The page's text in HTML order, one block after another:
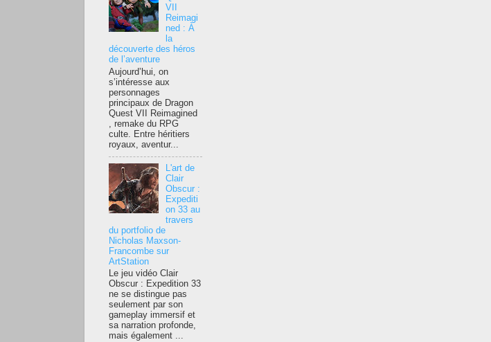
VII
Reimagi
ned : À
la
découverte des héros
de l’aventure
Aujourd’hui, on
s’intéresse aux
personnages
principaux de Dragon
Quest VII Reimagined
, remake du RPG
culte. Entre héritiers
royaux, aventur...
L'art de
Clair
Obscur :
Expediti
on 33 au
travers
du portfolio de
Nicholas Maxson-
Francombe sur
ArtStation
Le jeu vidéo Clair
Obscur : Expedition 33
ne se distingue pas
seulement par son
gameplay immersif et
sa narration profonde,
mais également ...